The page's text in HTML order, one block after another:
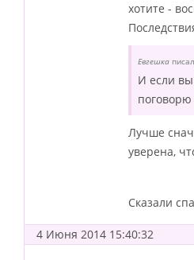
хотите -
Евгешка
И если вы
Лучше
уверена,
Сказали
4 Июня 2014 15:40:32